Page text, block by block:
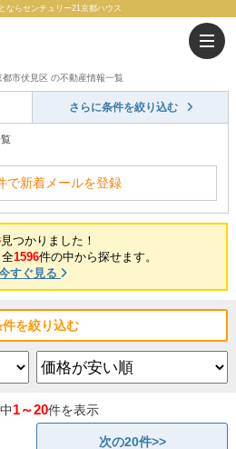
ならセンチュリー21京都ハウス
都市伏見区 の不動産情報一覧
さらに条件を絞り込む
で新着メールを登録
見つかりました！
全1596件の中から探せます。
すぐ見る
件を絞り込む
1～20件を表示
次の20件>>